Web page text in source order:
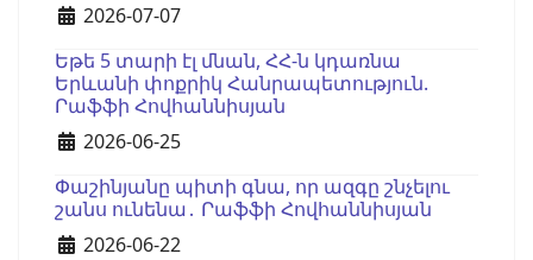
Details
2026-07-07
Եթե 5 տարի էլ մնան, ՀՀ-ն կդառնա
Երևանի փոքրիկ Հանրապետություն.
Րաֆֆի Հովհաննիսյան
Details
2026-06-25
Փաշինյանը պիտի գնա, որ ազգը շնչելու
շանս ունենա․ Րաֆֆի Հովհաննիսյան
Details
2026-06-22